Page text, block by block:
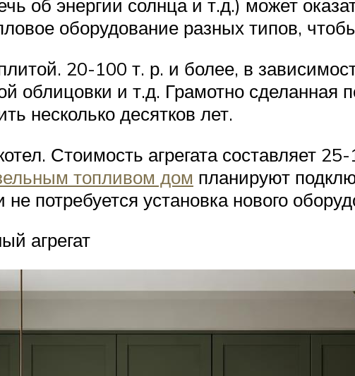
об энергии солнца и т.д.) может
оборудование разных типов,
20-100 т. р. и более, в
облицовки и т.д. Грамотно
несколько десятков лет.
Стоимость агрегата составляет
топливом дом планируют
не потребуется установка нового
агрегат